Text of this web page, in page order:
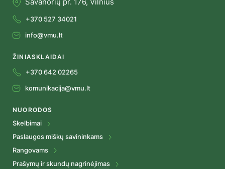
+370 527 34021
info@vmu.lt
ŽINIASKLAIDAI
+370 642 02265
komunikacija@vmu.lt
NUORODOS
Skelbimai
Paslaugos miškų savininkams
Rangovams
Prašymų ir skundų nagrinėjimas